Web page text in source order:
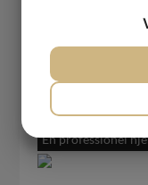
Hjemmeside gav
En professionel